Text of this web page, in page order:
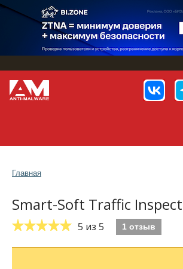
Перейти
основному
Главная
Smart-Soft Traffic
5 из 5 1 отзыв